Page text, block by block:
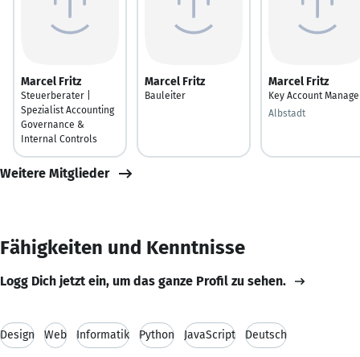
Marcel Fritz
Steuerberater |
Spezialist Accounting
Governance &
Internal Controls
Marcel Fritz
Bauleiter
Marcel Fritz
Key Account
Albstadt
Weitere Mitglieder
Fähigkeiten und Kenntnisse
Logg Dich jetzt ein, um das ganze Profil zu sehen.
Design Web Informatik Python JavaScript Deutsch